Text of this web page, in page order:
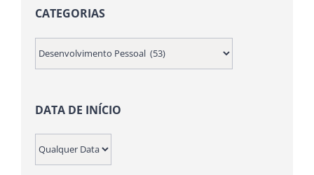
CATEGORIAS
DATA DE INÍCIO